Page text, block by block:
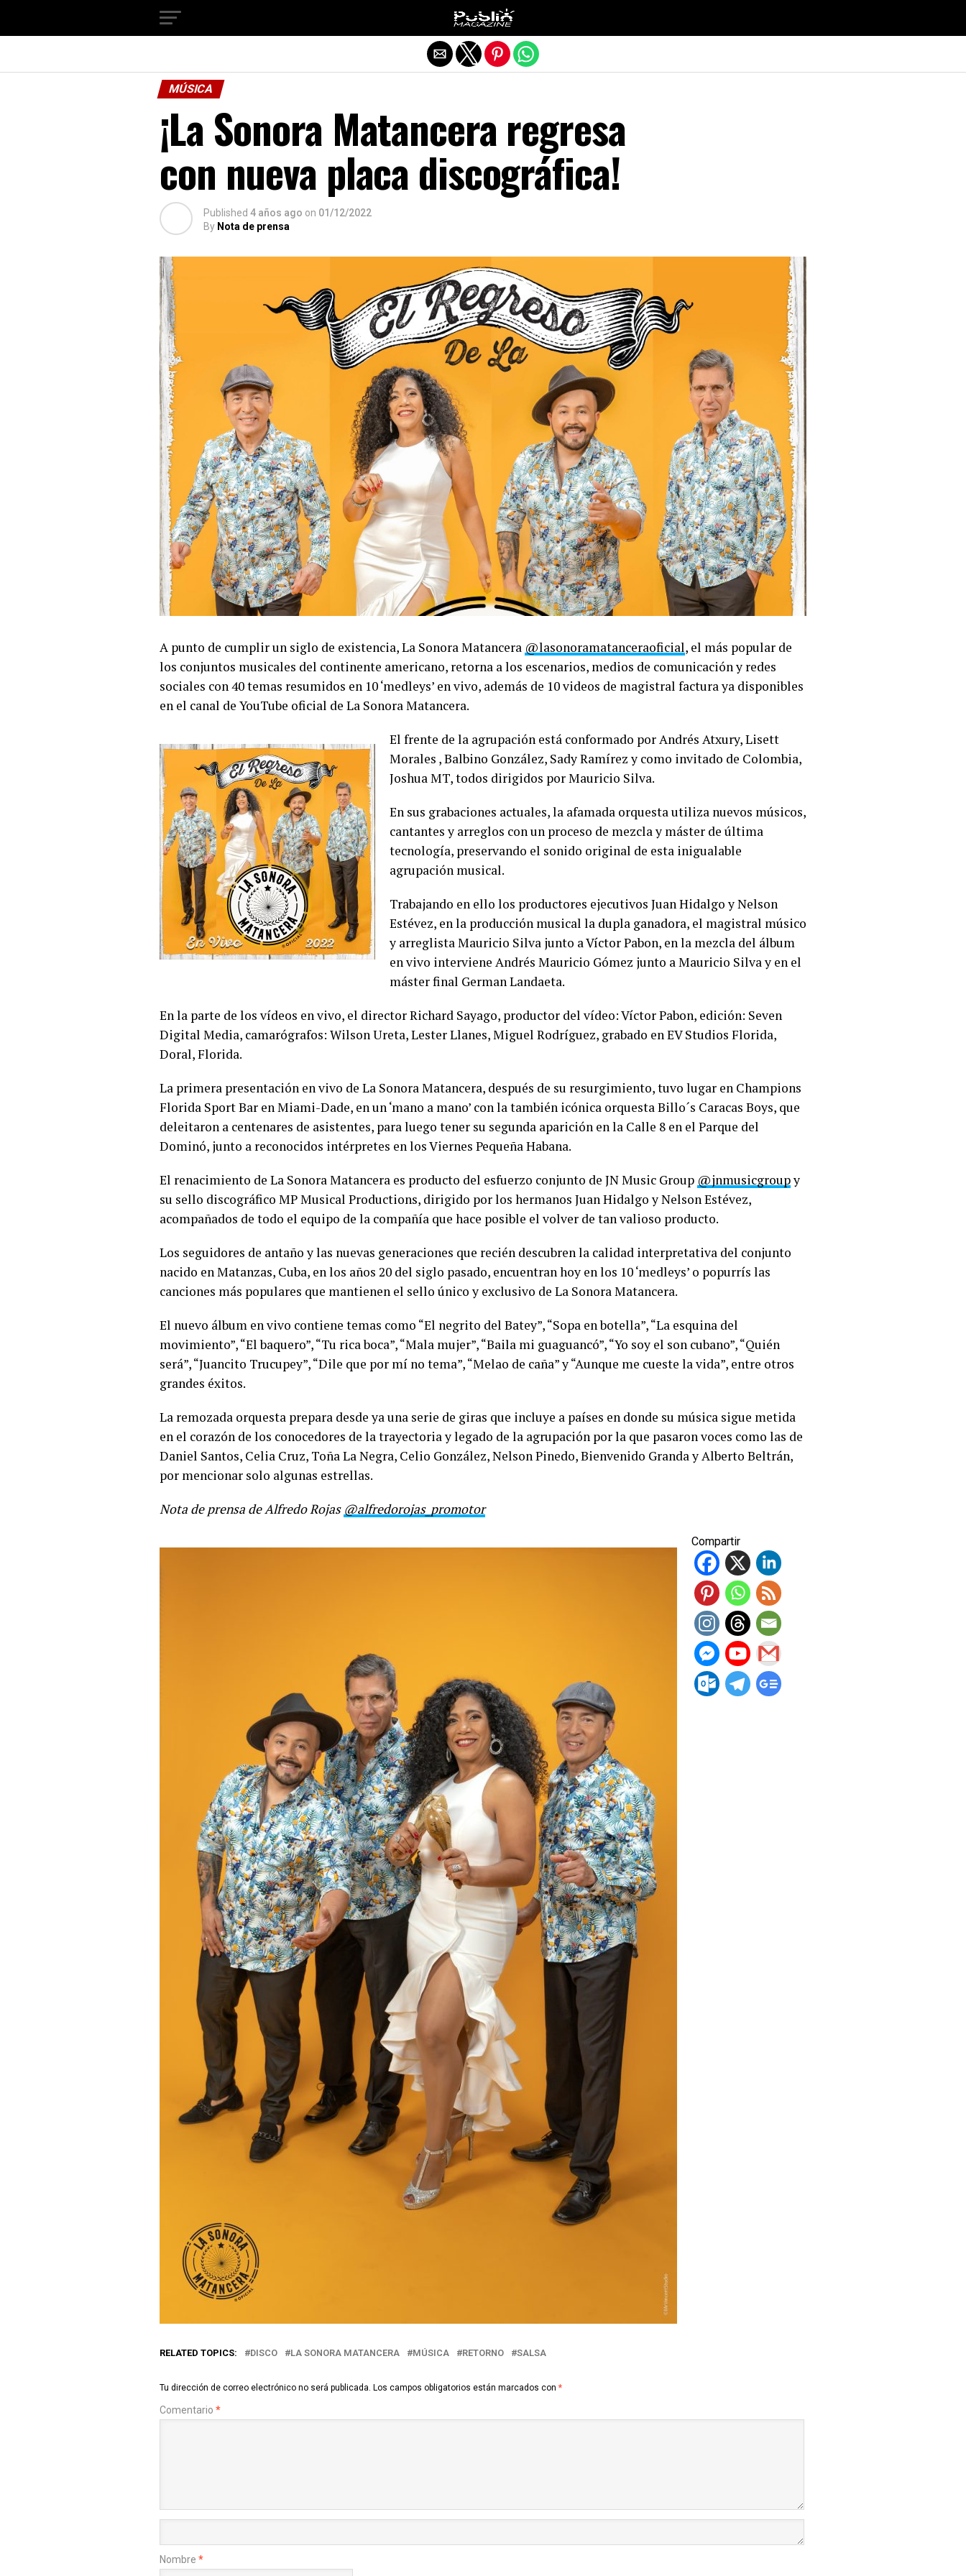
MÚSICA
¡La Sonora Matancera regresa
con nueva placa discográfica!
Published 4 años ago on 01/12/2022
By Nota de prensa
A punto de cumplir un siglo de existencia, La Sonora Matancera @lasonoramatanceraoficial, el más popular de
los conjuntos musicales del continente americano, retorna a los escenarios, medios de comunicación y redes
sociales con 40 temas resumidos en 10 ‘medleys’ en vivo, además de 10 videos de magistral factura ya disponibles
en el canal de YouTube oficial de La Sonora Matancera.
El frente de la agrupación está conformado por Andrés Atxury, Lisett
Morales , Balbino González, Sady Ramírez y como invitado de Colombia,
Joshua MT, todos dirigidos por Mauricio Silva.
En sus grabaciones actuales, la afamada orquesta utiliza nuevos músicos,
cantantes y arreglos con un proceso de mezcla y máster de última
tecnología, preservando el sonido original de esta inigualable
agrupación musical.
Trabajando en ello los productores ejecutivos Juan Hidalgo y Nelson
Estévez, en la producción musical la dupla ganadora, el magistral músico
y arreglista Mauricio Silva junto a Víctor Pabon, en la mezcla del álbum
en vivo interviene Andrés Mauricio Gómez junto a Mauricio Silva y en el
máster final German Landaeta.
En la parte de los vídeos en vivo, el director Richard Sayago, productor del vídeo: Víctor Pabon, edición: Seven
Digital Media, camarógrafos: Wilson Ureta, Lester Llanes, Miguel Rodríguez, grabado en EV Studios Florida,
Doral, Florida.
La primera presentación en vivo de La Sonora Matancera, después de su resurgimiento, tuvo lugar en Champions
Florida Sport Bar en Miami-Dade, en un ‘mano a mano’ con la también icónica orquesta Billo´s Caracas Boys, que
deleitaron a centenares de asistentes, para luego tener su segunda aparición en la Calle 8 en el Parque del
Dominó, junto a reconocidos intérpretes en los Viernes Pequeña Habana.
El renacimiento de La Sonora Matancera es producto del esfuerzo conjunto de JN Music Group @jnmusicgroupy
su sello discográfico MP Musical Productions, dirigido por los hermanos Juan Hidalgo y Nelson Estévez,
acompañados de todo el equipo de la compañía que hace posible el volver de tan valioso producto.
Los seguidores de antaño y las nuevas generaciones que recién descubren la calidad interpretativa del conjunto
nacido en Matanzas, Cuba, en los años 20 del siglo pasado, encuentran hoy en los 10 ‘medleys’ o popurrís las
canciones más populares que mantienen el sello único y exclusivo de La Sonora Matancera.
El nuevo álbum en vivo contiene temas como “El negrito del Batey”, “Sopa en botella”, “La esquina del
movimiento”, “El baquero”, “Tu rica boca”, “Mala mujer”, “Baila mi guaguancó”, “Yo soy el son cubano”, “Quién
será”, “Juancito Trucupey”, “Dile que por mí no tema”, “Melao de caña” y “Aunque me cueste la vida”, entre otros
grandes éxitos.
La remozada orquesta prepara desde ya una serie de giras que incluye a países en donde su música sigue metida
en el corazón de los conocedores de la trayectoria y legado de la agrupación por la que pasaron voces como las de
Daniel Santos, Celia Cruz, Toña La Negra, Celio González, Nelson Pinedo, Bienvenido Granda y Alberto Beltrán,
por mencionar solo algunas estrellas.
Nota de prensa de Alfredo Rojas @alfredorojas_promotor
Compartir
RELATED TOPICS: DISCO LA SONORA MATANCERA MÚSICA RETORNO SALSA
Tu dirección de correo electrónico no será publicada. Los campos obligatorios están marcados con *
Comentario *
Nombre *
Salir de la versión móvil